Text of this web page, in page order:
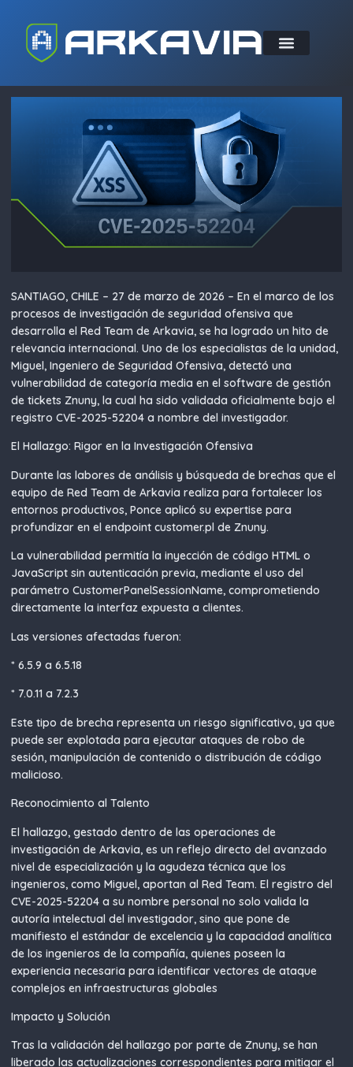
SANTIAGO, CHILE – 27 de marzo de 2026 – En el marco de los
procesos de investigación de seguridad ofensiva que
desarrolla el Red Team de Arkavia, se ha logrado un hito de
relevancia internacional. Uno de los especialistas de la unidad,
Miguel, Ingeniero de Seguridad Ofensiva, detectó una
vulnerabilidad de categoría media en el software de gestión
de tickets Znuny, la cual ha sido validada oficialmente bajo el
registro CVE-2025-52204 a nombre del investigador.
El Hallazgo: Rigor en la Investigación Ofensiva
Durante las labores de análisis y búsqueda de brechas que el
equipo de Red Team de Arkavia realiza para fortalecer los
entornos productivos, Ponce aplicó su expertise para
profundizar en el endpoint customer.pl de Znuny.
La vulnerabilidad permitía la inyección de código HTML o
JavaScript sin autenticación previa, mediante el uso del
parámetro CustomerPanelSessionName, comprometiendo
directamente la interfaz expuesta a clientes.
Las versiones afectadas fueron:
* 6.5.9 a 6.5.18
* 7.0.11 a 7.2.3
Este tipo de brecha representa un riesgo significativo, ya que
puede ser explotada para ejecutar ataques de robo de
sesión, manipulación de contenido o distribución de código
malicioso.
Reconocimiento al Talento
El hallazgo, gestado dentro de las operaciones de
investigación de Arkavia, es un reflejo directo del avanzado
nivel de especialización y la agudeza técnica que los
ingenieros, como Miguel, aportan al Red Team. El registro del
CVE-2025-52204 a su nombre personal no solo valida la
autoría intelectual del investigador, sino que pone de
manifiesto el estándar de excelencia y la capacidad analítica
de los ingenieros de la compañía, quienes poseen la
experiencia necesaria para identificar vectores de ataque
complejos en infraestructuras globales
Impacto y Solución
Tras la validación del hallazgo por parte de Znuny, se han
liberado las actualizaciones correspondientes para mitigar el